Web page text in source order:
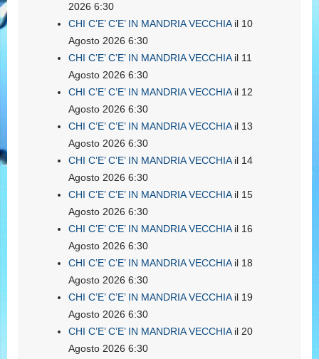
2026 6:30
CHI C’E’ C’E’ IN MANDRIA VECCHIAil 10
Agosto 2026 6:30
CHI C’E’ C’E’ IN MANDRIA VECCHIAil 11
Agosto 2026 6:30
CHI C’E’ C’E’ IN MANDRIA VECCHIAil 12
Agosto 2026 6:30
CHI C’E’ C’E’ IN MANDRIA VECCHIAil 13
Agosto 2026 6:30
CHI C’E’ C’E’ IN MANDRIA VECCHIAil 14
Agosto 2026 6:30
CHI C’E’ C’E’ IN MANDRIA VECCHIAil 15
Agosto 2026 6:30
CHI C’E’ C’E’ IN MANDRIA VECCHIAil 16
Agosto 2026 6:30
CHI C’E’ C’E’ IN MANDRIA VECCHIAil 18
Agosto 2026 6:30
CHI C’E’ C’E’ IN MANDRIA VECCHIAil 19
Agosto 2026 6:30
CHI C’E’ C’E’ IN MANDRIA VECCHIAil 20
Agosto 2026 6:30